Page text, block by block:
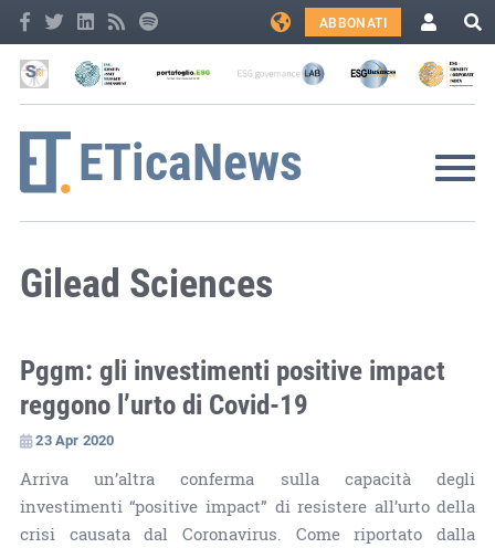
ABBONATI
Gilead Sciences
Pggm: gli investimenti positive impact
reggono l’urto di Covid-19
23 Apr 2020
Arriva un’altra conferma sulla capacità degli
investimenti “positive impact” di resistere all’urto della
crisi causata dal Coronavirus. Come riportato dalla